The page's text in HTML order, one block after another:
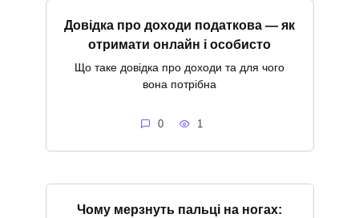
Довідка про доходи податкова — як
отримати онлайн і особисто
Що таке довідка про доходи та для чого
вона потрібна
0 1
Чому мерзнуть пальці на ногах: